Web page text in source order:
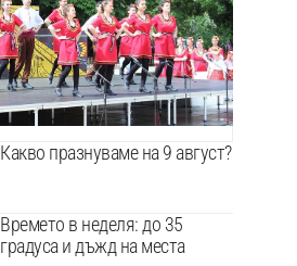
Какво празнуваме на 9 август?
Времето в неделя: до 35
градуса и дъжд на места